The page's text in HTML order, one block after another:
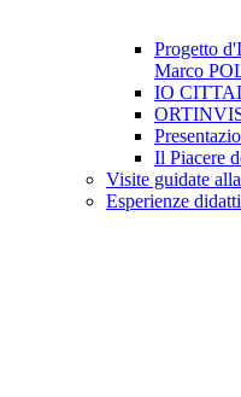
Progetto
Marco
IO
Il Piacere
Visite guidate
Esperienze